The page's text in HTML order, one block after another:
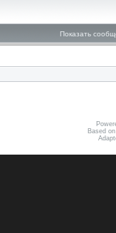
Показать
Based